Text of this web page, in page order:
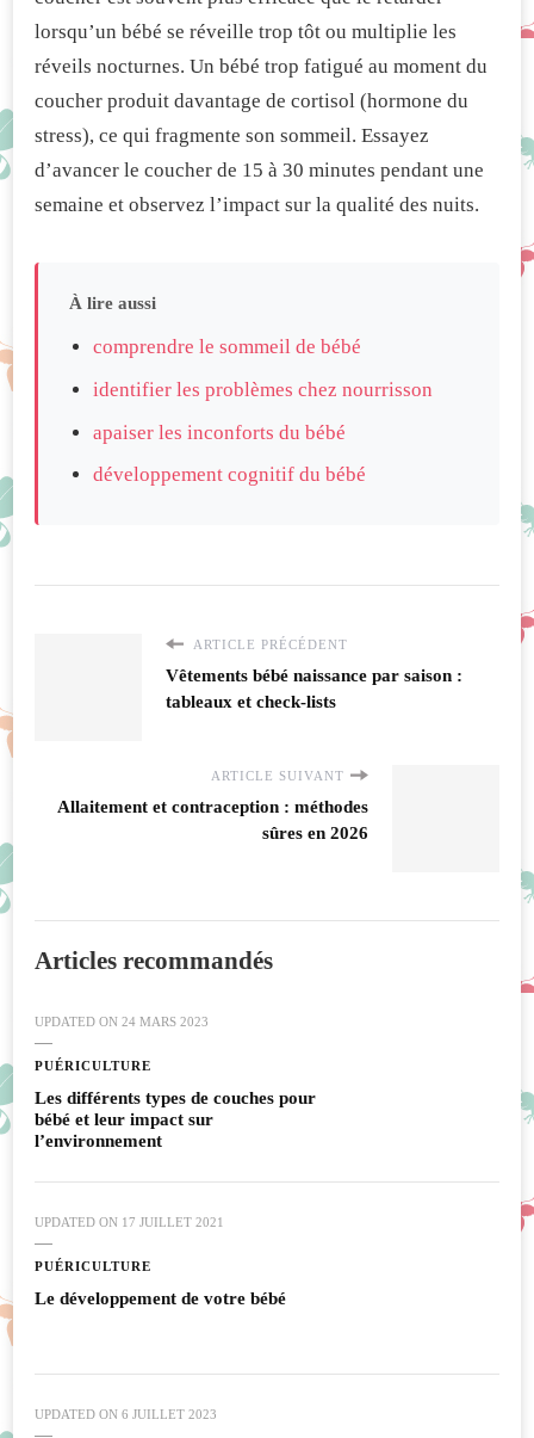
lorsqu’un bébé se réveille trop tôt ou multiplie les
réveils nocturnes. Un bébé trop fatigué au moment du
coucher produit davantage de cortisol (hormone du
stress), ce qui fragmente son sommeil. Essayez
d’avancer le coucher de 15 à 30 minutes pendant une
semaine et observez l’impact sur la qualité des nuits.
À lire aussi
comprendre le sommeil de bébé
identifier les problèmes chez nourrisson
apaiser les inconforts du bébé
développement cognitif du bébé
ARTICLE PRÉCÉDENT
Vêtements bébé naissance par saison :
tableaux et check-lists
ARTICLE SUIVANT
Allaitement et contraception : méthodes
sûres en 2026
Articles recommandés
UPDATED ON 24 MARS 2023
PUÉRICULTURE
Les différents types de couches pour
bébé et leur impact sur
l’environnement
UPDATED ON 17 JUILLET 2021
PUÉRICULTURE
Le développement de votre bébé
UPDATED ON 6 JUILLET 2023